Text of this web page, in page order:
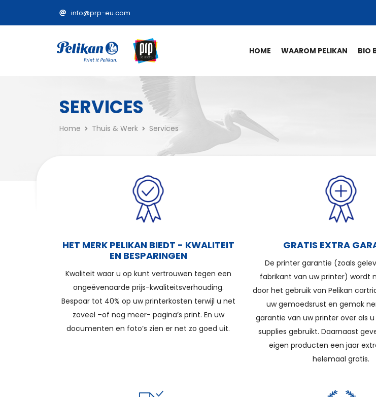
info@prp-eu.com
HOME WAAROM PELIKAN BIO
SERVICES
Home Thuis & Werk Services
HET MERK PELIKAN BIEDT - KWALITEIT
EN BESPARINGEN
Kwaliteit waar u op kunt vertrouwen tegen een
ongeëvenaarde prijs-kwaliteitsverhouding.
Bespaar tot 40% op uw printerkosten terwijl u net
zoveel –of nog meer- pagina’s print. En uw
documenten en foto’s zien er net zo goed uit.
GRATIS EXTRA
De printer garantie (zoals
fabrikant van uw printer) wordt
door het gebruik van Pelikan
uw gemoedsrust en gemak
garantie van uw printer over als
supplies gebruikt. Daarnaast
eigen producten een jaar
helemaal gratis.